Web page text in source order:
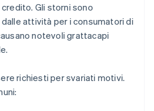
Gli storni sono
attività per i consumatori di
notevoli grattacapi
richiesti per svariati motivi.